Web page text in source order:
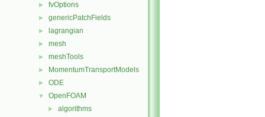
► fvOptions
► genericPatchFields
► lagrangian
► mesh
► meshTools
► MomentumTransportModels
► ODE
▼ OpenFOAM
► algorithms